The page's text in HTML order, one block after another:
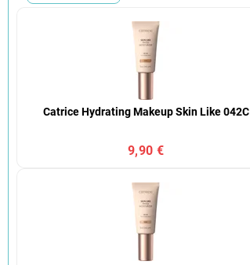
Catrice Hydrating Makeup Skin Like 042C
9,90 €